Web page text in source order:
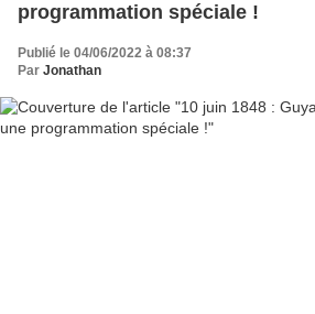
programmation spéciale !
Publié le 04/06/2022 à 08:37
Par Jonathan